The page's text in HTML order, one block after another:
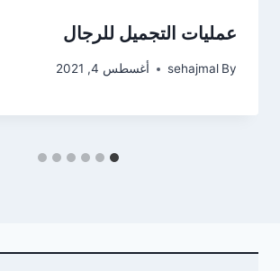
عمليات التجميل للرجال
By
sehajmal أغسطس 4, 2021